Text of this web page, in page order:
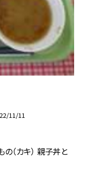
11/11
の（カキ） 親子丼と